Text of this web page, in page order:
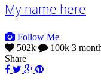
My name here
Follow Me
502k
100k 3
Share